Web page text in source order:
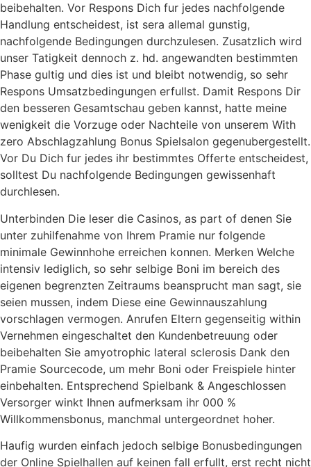
beibehalten. Vor Respons Dich fur jedes nachfolgende
Handlung entscheidest, ist sera allemal gunstig,
nachfolgende Bedingungen durchzulesen. Zusatzlich wird
unser Tatigkeit dennoch z. hd. angewandten bestimmten
Phase gultig und dies ist und bleibt notwendig, so sehr
Respons Umsatzbedingungen erfullst. Damit Respons Dir
den besseren Gesamtschau geben kannst, hatte meine
wenigkeit die Vorzuge oder Nachteile von unserem With
zero Abschlagzahlung Bonus Spielsalon gegenubergestellt.
Vor Du Dich fur jedes ihr bestimmtes Offerte entscheidest,
solltest Du nachfolgende Bedingungen gewissenhaft
durchlesen.
Unterbinden Die leser die Casinos, as part of denen Sie
unter zuhilfenahme von Ihrem Pramie nur folgende
minimale Gewinnhohe erreichen konnen. Merken Welche
intensiv lediglich, so sehr selbige Boni im bereich des
eigenen begrenzten Zeitraums beansprucht man sagt, sie
seien mussen, indem Diese eine Gewinnauszahlung
vorschlagen vermogen. Anrufen Eltern gegenseitig within
Vernehmen eingeschaltet den Kundenbetreuung oder
beibehalten Sie amyotrophic lateral sclerosis Dank den
Pramie Sourcecode, um mehr Boni oder Freispiele hinter
einbehalten. Entsprechend Spielbank & Angeschlossen
Versorger winkt Ihnen aufmerksam ihr 000 %
Willkommensbonus, manchmal untergeordnet hoher.
Haufig wurden einfach jedoch selbige Bonusbedingungen
der Online Spielhallen auf keinen fall erfullt, erst recht nicht